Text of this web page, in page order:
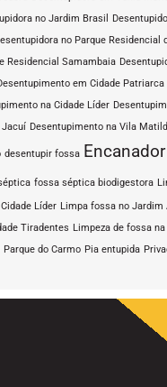
no Jardim Brasil
no Parque Residencial
Residencial Samambaia
em Cidade Patriarca
na Cidade Líder
Jacuí Desentupimento na Vila
desentupir fossa Encanador
fossa séptica biodigestora
Líder Limpa fossa no Jardim
Tiradentes Limpeza de fossa
Parque do Carmo Pia entupida